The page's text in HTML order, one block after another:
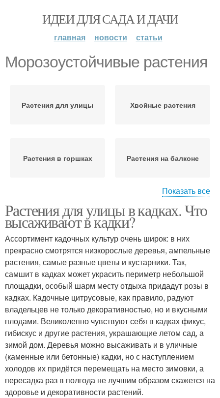
ИДЕИ ДЛЯ САДА И ДАЧИ
главная новости статьи
Морозоустойчивые растения
Растения для улицы Хвойные растения
Растения в горшках Растения на балконе
Зимние растения
Растения для
застекленного балкона
Показать все
Растения для улицы в кадках. Что
высаживают в кадки?
Ассортимент кадочных культур очень широк: в них
прекрасно смотрятся низкорослые деревья, ампельные
растения, самые разные цветы и кустарники. Так,
самшит в кадках может украсить периметр небольшой
площадки, особый шарм месту отдыха придадут розы в
кадках. Кадочные цитрусовые, как правило, радуют
владельцев не только декоративностью, но и вкусными
плодами. Великолепно чувствуют себя в кадках фикус,
гибискус и другие растения, украшающие летом сад, а
зимой дом. Деревья можно высаживать и в уличные
(каменные или бетонные) кадки, но с наступлением
холодов их придётся перемещать на место зимовки, а
пересадка раз в полгода не лучшим образом скажется на
здоровье и декоративности растений.